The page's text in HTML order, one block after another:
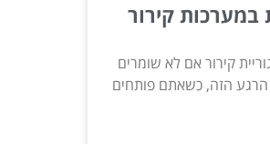
קירור
קירור אם לא שומרים
הרגע הזה, כשאתם פותחים